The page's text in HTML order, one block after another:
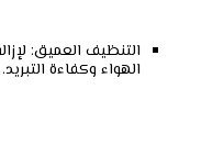
التنظيف العميق:
الهواء وكفاءة التبريد.